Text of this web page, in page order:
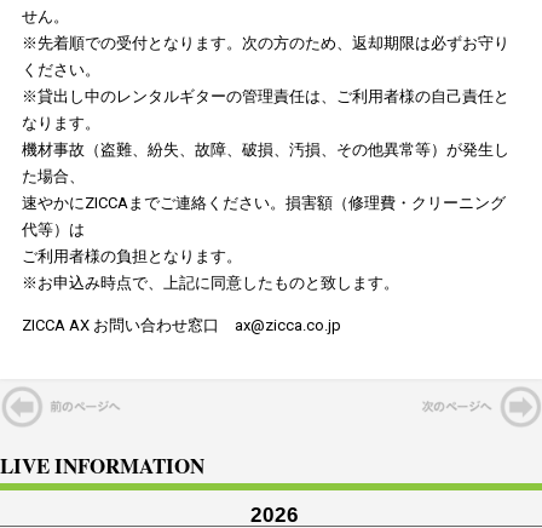
せん。
※先着順での受付となります。次の方のため、返却期限は必ずお守り
ください。
※貸出し中のレンタルギターの管理責任は、ご利用者様の自己責任と
なります。
機材事故（盗難、紛失、故障、破損、汚損、その他異常等）が発生し
た場合、
速やかにZICCAまでご連絡ください。損害額（修理費・クリーニング
代等）は
ご利用者様の負担となります。
※お申込み時点で、上記に同意したものと致します。
ZICCA AX お問い合わせ窓口 ax@zicca.co.jp
LIVE INFORMATION
2026